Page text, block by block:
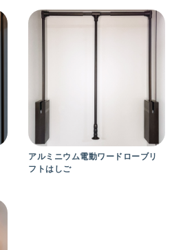
アルミニウム電動ワードローブリ
フトはしご